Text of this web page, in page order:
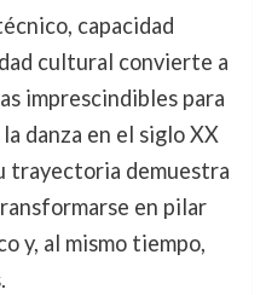
capacidad
cultural convierte a
imprescindibles para
danza en el siglo XX
trayectoria demuestra
en pilar
y, al mismo tiempo,